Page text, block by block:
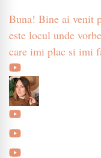
Buna! Bine ai venit
este locul unde
care imi plac si imi